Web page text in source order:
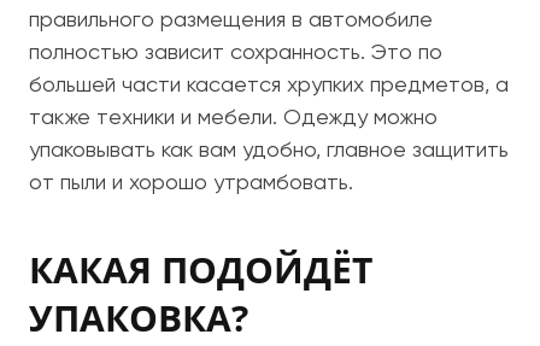
правильного размещения в автомобиле
полностью зависит сохранность. Это по
большей части касается хрупких предметов, а
также техники и мебели. Одежду можно
упаковывать как вам удобно, главное защитить
от пыли и хорошо утрамбовать.
КАКАЯ ПОДОЙДЁТ
УПАКОВКА?